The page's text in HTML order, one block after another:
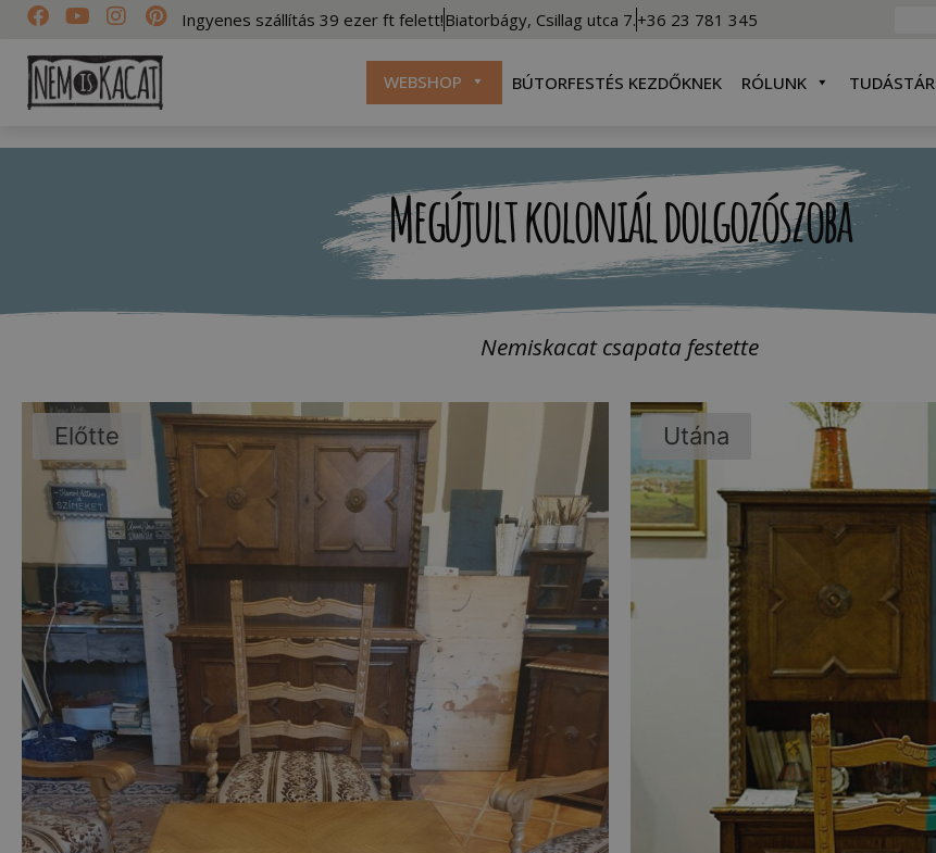
Ingyenes szállítás 39 ezer ft felett!Biatorbágy, Csillag utca 7.+36 23 781 345
WEBSHOP BÚTORFESTÉS KEZDŐKNEK RÓLUNK TUDÁSTÁR
Megújult koloniál dolgozószoba
Nemiskacat csapata festette